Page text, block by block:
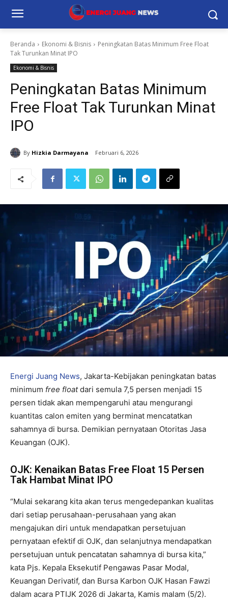
Beranda Ekonomi & Bisnis
Peningkatan Batas Minimum Free Float
Tak Turunkan Minat IPO
Ekonomi & Bisnis
Peningkatan Batas Minimum
Free Float Tak Turunkan Minat
IPO
By Hizkia Darmayana Februari 6, 2026
Energi Juang News, Jakarta-Kebijakan peningkatan batas
minimum free floatdari semula 7,5 persen menjadi 15
persen tidak akan mempengaruhi atau mengurangi
kuantitas calon emiten yang berminat mencatatkan
sahamnya di bursa. Demikian pernyataan Otoritas Jasa
Keuangan (OJK).
OJK: Kenaikan Batas Free Float 15 Persen
Tak Hambat Minat IPO
“Mulai sekarang kita akan terus mengedepankan kualitas
dari setiap perusahaan-perusahaan yang akan
mengajukan diri untuk mendapatkan persetujuan
pernyataan efektif di OJK, dan selanjutnya mendapatkan
persetujuan untuk pencatatan sahamnya di bursa kita,”
kata Pjs. Kepala Eksekutif Pengawas Pasar Modal,
Keuangan Derivatif, dan Bursa Karbon OJK Hasan Fawzi
dalam acara PTIJK 2026 di Jakarta, Kamis malam (5/2).